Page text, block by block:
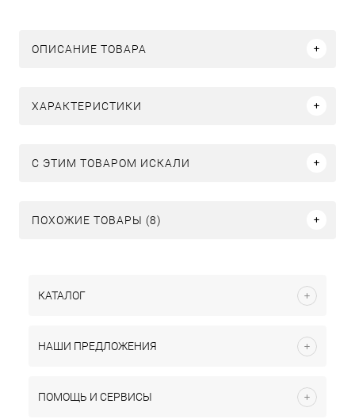
ОПИСАНИЕ ТОВАРА
ХАРАКТЕРИСТИКИ
C ЭТИМ ТОВАРОМ ИСКАЛИ
ПОХОЖИЕ ТОВАРЫ (8)
КАТАЛОГ
НАШИ ПРЕДЛОЖЕНИЯ
ПОМОЩЬ И СЕРВИСЫ